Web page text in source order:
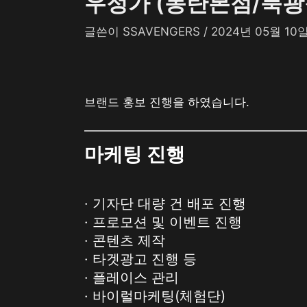
글쓴이 SSAVENGERS / 2024년 05월 10일
브랜드 홍보 진행을 하였습니다.
마케팅 진행
· 기자단 대량 건 배포 진행
· 프로모션 및 이벤트 진행
· 콘텐츠 제작
· 타겟광고 진행 등
· 플레이스 관리
· 바이럴마케팅(체험단)